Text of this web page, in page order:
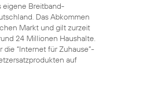
eigene Breitband-
Das Abkommen
Markt und gilt zurzeit
24 Millionen Haushalte.
“Internet für Zuhause”-
auf